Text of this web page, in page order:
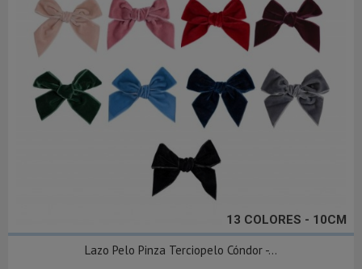
13 COLORES - 10CM
Lazo Pelo Pinza Terciopelo Cóndor -...